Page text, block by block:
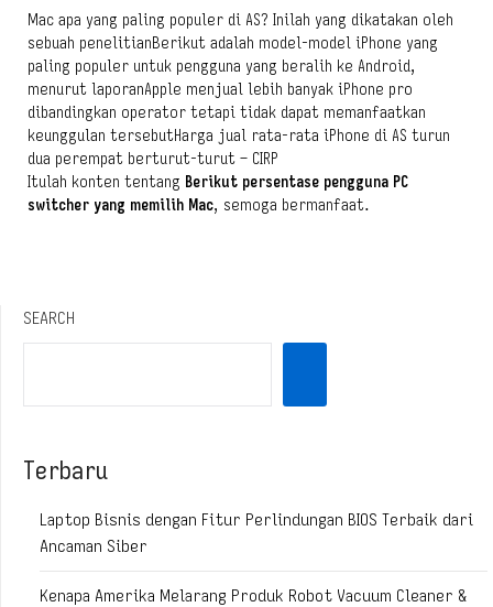
Mac apa yang paling populer di AS? Inilah yang dikatakan oleh
sebuah penelitianBerikut adalah model-model iPhone yang
paling populer untuk pengguna yang beralih ke Android,
menurut laporanApple menjual lebih banyak iPhone pro
dibandingkan operator tetapi tidak dapat memanfaatkan
keunggulan tersebutHarga jual rata-rata iPhone di AS turun
dua perempat berturut-turut – CIRP
Itulah konten tentang Berikut persentase pengguna PC
switcher yang memilih Mac, semoga bermanfaat.
SEARCH
Terbaru
Laptop Bisnis dengan Fitur Perlindungan BIOS Terbaik dari
Ancaman Siber
Kenapa Amerika Melarang Produk Robot Vacuum Cleaner &